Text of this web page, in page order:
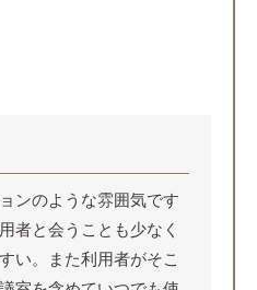
ンのような雰囲気です
者と会うことも少なく
い。また利用者がそこ